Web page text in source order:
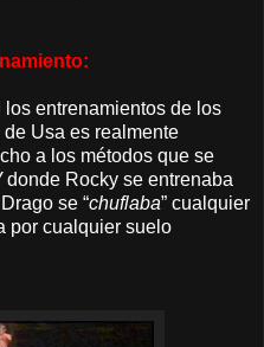
entrenamientos de los
Usa es realmente
a los métodos que se
donde Rocky se entrenaba
se “chuflaba” cualquier
por cualquier suelo